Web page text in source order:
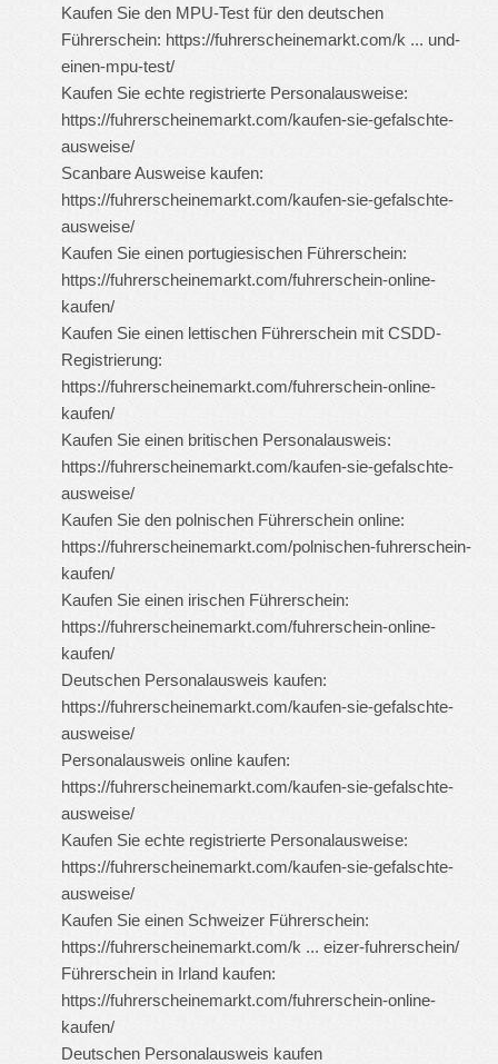
Kaufen Sie den MPU-Test für den deutschen
Führerschein: https://fuhrerscheinemarkt.com/k ... und-
einen-mpu-test/
Kaufen Sie echte registrierte Personalausweise:
https://fuhrerscheinemarkt.com/kaufen-sie-gefalschte-
ausweise/
Scanbare Ausweise kaufen:
https://fuhrerscheinemarkt.com/kaufen-sie-gefalschte-
ausweise/
Kaufen Sie einen portugiesischen Führerschein:
https://fuhrerscheinemarkt.com/fuhrerschein-online-
kaufen/
Kaufen Sie einen lettischen Führerschein mit CSDD-
Registrierung:
https://fuhrerscheinemarkt.com/fuhrerschein-online-
kaufen/
Kaufen Sie einen britischen Personalausweis:
https://fuhrerscheinemarkt.com/kaufen-sie-gefalschte-
ausweise/
Kaufen Sie den polnischen Führerschein online:
https://fuhrerscheinemarkt.com/polnischen-fuhrerschein-
kaufen/
Kaufen Sie einen irischen Führerschein:
https://fuhrerscheinemarkt.com/fuhrerschein-online-
kaufen/
Deutschen Personalausweis kaufen:
https://fuhrerscheinemarkt.com/kaufen-sie-gefalschte-
ausweise/
Personalausweis online kaufen:
https://fuhrerscheinemarkt.com/kaufen-sie-gefalschte-
ausweise/
Kaufen Sie echte registrierte Personalausweise:
https://fuhrerscheinemarkt.com/kaufen-sie-gefalschte-
ausweise/
Kaufen Sie einen Schweizer Führerschein:
https://fuhrerscheinemarkt.com/k ... eizer-fuhrerschein/
Führerschein in Irland kaufen:
https://fuhrerscheinemarkt.com/fuhrerschein-online-
kaufen/
Deutschen Personalausweis kaufen